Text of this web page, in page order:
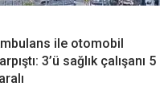
ile otomobil
3’ü sağlık çalışanı 5